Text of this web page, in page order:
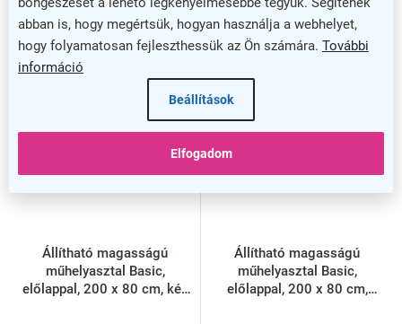
abban is, hogy megértsük, hogyan használja a webhelyet,
hogy folyamatosan fejleszthessük az Ön számára. További
információ
Beállítások
Elfogadom
Állítható magasságú
műhelyasztal Basic,
előlappal, 200 x 80 cm, kék
Állítható magasságú
műhelyasztal Basic,
előlappal, 200 x 80 cm,